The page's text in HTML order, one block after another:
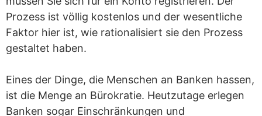
Prozess ist völlig kostenlos und der wesentliche
Faktor hier ist, wie rationalisiert sie den Prozess
gestaltet haben.
Eines der Dinge, die Menschen an Banken hassen,
ist die Menge an Bürokratie. Heutzutage erlegen
Banken sogar Einschränkungen und